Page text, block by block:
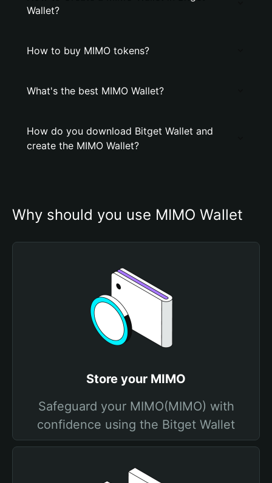
Wallet?
How to buy MIMO tokens?
What's the best MIMO Wallet?
How do you download Bitget Wallet and
create the MIMO Wallet?
Why should you use MIMO Wallet
Store your MIMO
Safeguard your MIMO(MIMO) with
confidence using the Bitget Wallet